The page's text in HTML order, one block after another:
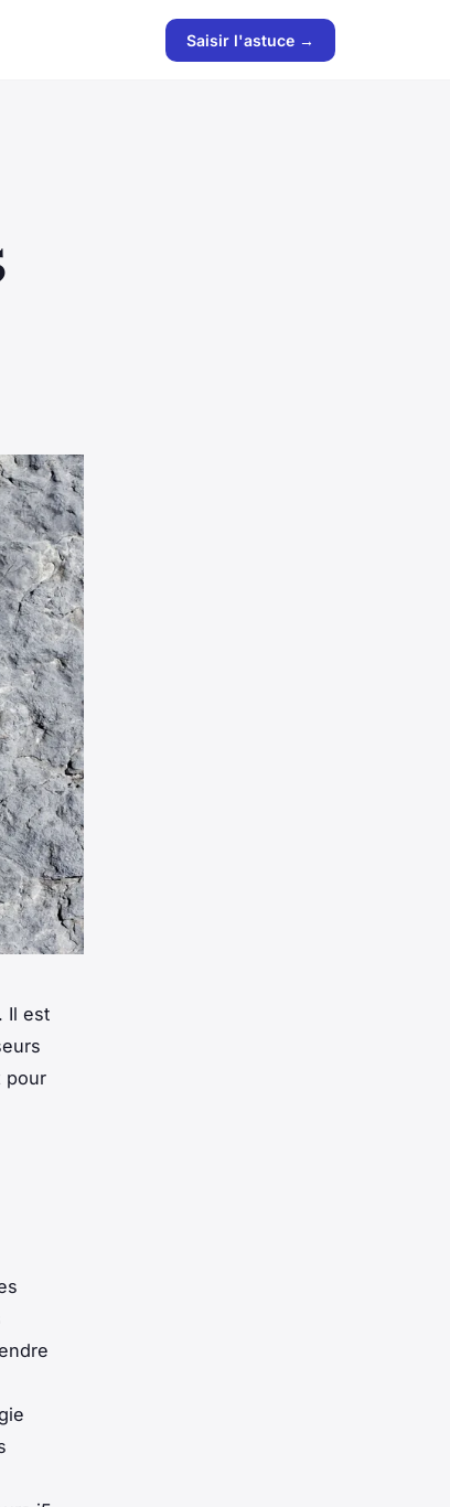
Saisir l'astuce →
Il est
pour